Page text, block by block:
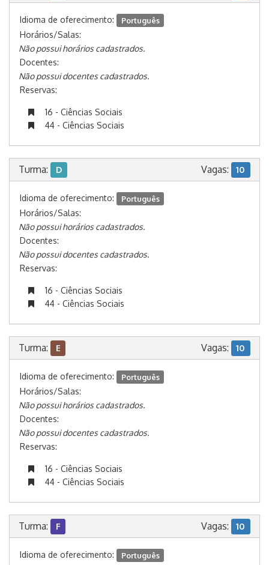
Idioma de oferecimento: Português
Horários/Salas:
Não possui horários cadastrados.
Docentes:
Não possui docentes cadastrados.
Reservas:
16 - Ciências Sociais
44 - Ciências Sociais
Turma: D Vagas: 10
Idioma de oferecimento: Português
Horários/Salas:
Não possui horários cadastrados.
Docentes:
Não possui docentes cadastrados.
Reservas:
16 - Ciências Sociais
44 - Ciências Sociais
Turma: E Vagas: 10
Idioma de oferecimento: Português
Horários/Salas:
Não possui horários cadastrados.
Docentes:
Não possui docentes cadastrados.
Reservas:
16 - Ciências Sociais
44 - Ciências Sociais
Turma: F Vagas: 10
Idioma de oferecimento: Português